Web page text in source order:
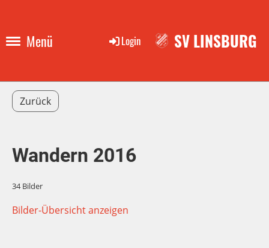
Menü Login SV LINSBURG
Zurück
Wandern 2016
34 Bilder
Bilder-Übersicht anzeigen